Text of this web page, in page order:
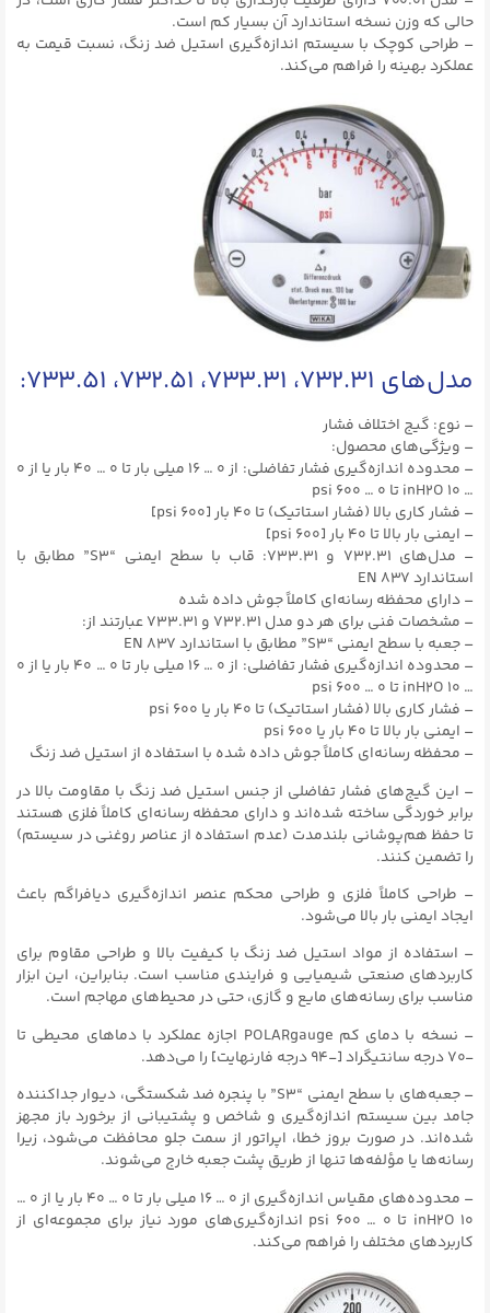
حالی که وزن نسخه استاندارد آن بسیار کم است.
– طراحی کوچک با سیستم اندازه‌گیری استیل ضد زنگ، نسبت قیمت به
عملکرد بهینه را فراهم می‌کند.
مدل‌های ۷۳۲.۳۱، ۷۳۳.۳۱، ۷۳۲.۵۱، ۷۳۳.۵۱:
– نوع: گیج اختلاف فشار
– ویژگی‌های محصول:
– محدوده اندازه‌گیری فشار تفاضلی: از ۰ … ۱۶ میلی بار تا ۰ … ۴۰ بار یا از ۰
… ۱۰ inH2O تا ۰ … ۶۰۰ psi
– فشار کاری بالا (فشار استاتیک) تا ۴۰ بار [۶۰۰ psi]
– ایمنی بار بالا تا ۴۰ بار [۶۰۰ psi]
– مدل‌های ۷۳۲.۳۱ و ۷۳۳.۳۱: قاب با سطح ایمنی “S3” مطابق با
استاندارد EN ۸۳۷
– دارای محفظه رسانه‌ای کاملاً جوش داده شده
– مشخصات فنی برای هر دو مدل ۷۳۲.۳۱ و ۷۳۳.۳۱ عبارتند از:
– جعبه با سطح ایمنی “S3” مطابق با استاندارد EN ۸۳۷
– محدوده اندازه‌گیری فشار تفاضلی: از ۰ … ۱۶ میلی بار تا ۰ … ۴۰ بار یا از ۰
… ۱۰ inH2O تا ۰ … ۶۰۰ psi
– فشار کاری بالا (فشار استاتیک) تا ۴۰ بار یا ۶۰۰ psi
– ایمنی بار بالا تا ۴۰ بار یا ۶۰۰ psi
– محفظه رسانه‌ای کاملاً جوش داده شده با استفاده از استیل ضد زنگ
– این گیج‌های فشار تفاضلی از جنس استیل ضد زنگ با مقاومت بالا در
برابر خوردگی ساخته شده‌اند و دارای محفظه رسانه‌ای کاملاً فلزی هستند
تا حفظ هم‌پوشانی بلندمدت (عدم استفاده از عناصر روغنی در سیستم)
را تضمین کنند.
– طراحی کاملاً فلزی و طراحی محکم عنصر اندازه‌گیری دیافراگم باعث
ایجاد ایمنی بار بالا می‌شود.
– استفاده از مواد استیل ضد زنگ با کیفیت بالا و طراحی مقاوم برای
کاربردهای صنعتی شیمیایی و فرایندی مناسب است. بنابراین، این ابزار
مناسب برای رسانه‌های مایع و گازی، حتی در محیط‌های مهاجم است.
– نسخه با دمای کم POLARgauge اجازه عملکرد با دماهای محیطی تا
-۷۰ درجه سانتیگراد [-۹۴ درجه فارنهایت] را می‌دهد.
– جعبه‌های با سطح ایمنی “S3” با پنجره ضد شکستگی، دیوار جداکننده
جامد بین سیستم اندازه‌گیری و شاخص و پشتیبانی از برخورد باز مجهز
شده‌اند. در صورت بروز خطا، اپراتور از سمت جلو محافظت می‌شود، زیرا
رسانه‌ها یا مؤلفه‌ها تنها از طریق پشت جعبه خارج می‌شوند.
– محدوده‌های مقیاس اندازه‌گیری از ۰ … ۱۶ میلی بار تا ۰ … ۴۰ بار یا از ۰ …
۱۰ inH2O تا ۰ … ۶۰۰ psi اندازه‌گیری‌های مورد نیاز برای مجموعه‌ای از
کاربرد‌های مختلف را فراهم می‌کند.